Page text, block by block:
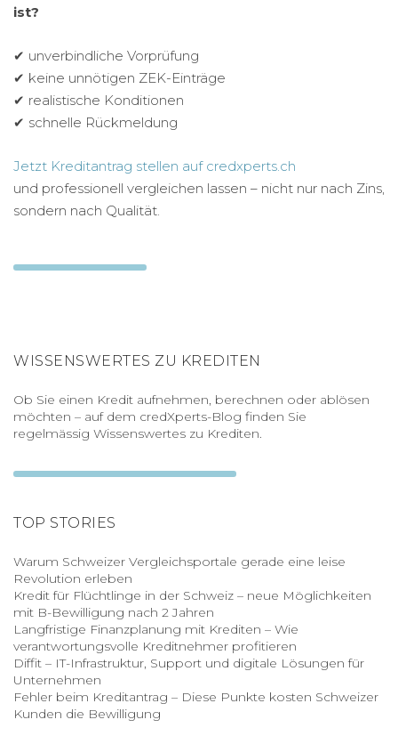
ist?
✔ unverbindliche Vorprüfung
✔ keine unnötigen ZEK-Einträge
✔ realistische Konditionen
✔ schnelle Rückmeldung
Jetzt Kreditantrag stellen auf credxperts.ch
und professionell vergleichen lassen – nicht nur nach Zins,
sondern nach Qualität.
WISSENSWERTES ZU KREDITEN
Ob Sie einen Kredit aufnehmen, berechnen oder ablösen
möchten – auf dem credXperts-Blog finden Sie
regelmässig Wissenswertes zu Krediten.
TOP STORIES
Warum Schweizer Vergleichsportale gerade eine leise
Revolution erleben
Kredit für Flüchtlinge in der Schweiz – neue Möglichkeiten
mit B-Bewilligung nach 2 Jahren
Langfristige Finanzplanung mit Krediten – Wie
verantwortungsvolle Kreditnehmer profitieren
Diffit – IT-Infrastruktur, Support und digitale Lösungen für
Unternehmen
Fehler beim Kreditantrag – Diese Punkte kosten Schweizer
Kunden die Bewilligung